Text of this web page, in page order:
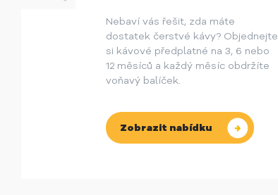
Nebaví vás řešit, zda máte
dostatek čerstvé kávy? Objednejte
si kávové předplatné na 3, 6 nebo
12 měsíců a každý měsíc obdržíte
voňavý balíček.
Zobrazit nabídku